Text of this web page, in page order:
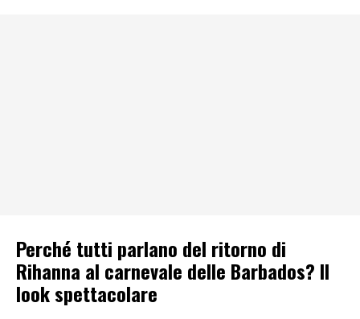
Perché tutti parlano del ritorno di
Rihanna al carnevale delle Barbados? Il
look spettacolare